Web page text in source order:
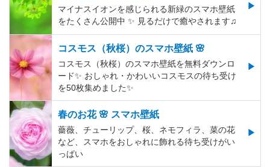
マイナスイオンを感じられる新緑のスマホ壁紙
をたくさん公開中 ✨ 見るだけで癒やされます♫
コスモス（秋桜）のスマホ壁紙 🌸
コスモス（秋桜）のスマホ壁紙を無料ダウンロ
ード✨️ おしゃれ・かわいいコスモスの待ち受け
を50枚集めました✨️
春のお花 🌸 スマホ壁紙
薔薇、チューリップ、桜、ネモフィラ、菜の花
など、スマホをおしゃれに飾れる待ち受けがい
っぱい